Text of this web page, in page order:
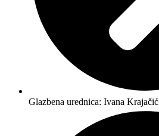
Glazbena urednica: Ivana Krajačić